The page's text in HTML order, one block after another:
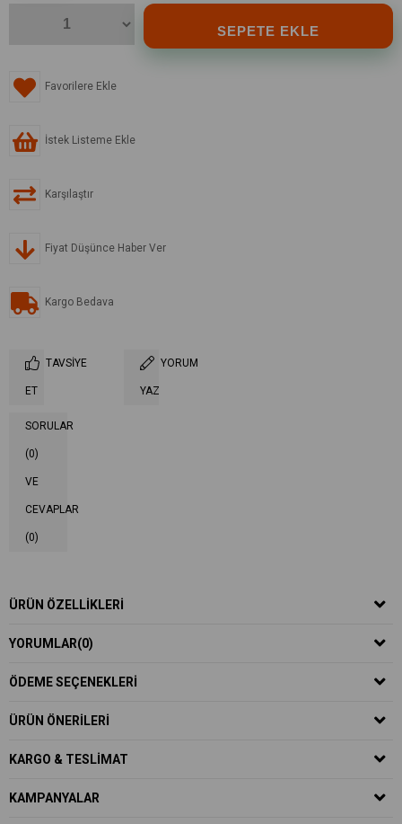
Favorilere Ekle
İstek Listeme Ekle
Karşılaştır
Fiyat Düşünce Haber Ver
Kargo Bedava
TAVSIYE
ET
YORUM
YAZ
SORULAR
(0)
VE
CEVAPLAR
(0)
ÜRÜN ÖZELLIKLERI
YORUMLAR(0)
ÖDEME SEÇENEKLERI
ÜRÜN ÖNERILERI
KARGO & TESLIMAT
KAMPANYALAR